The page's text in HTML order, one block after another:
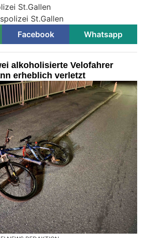
St.Gallen
St.Gallen
Facebook Whatsapp
alkoholisierte Velofahrer
erheblich verletzt